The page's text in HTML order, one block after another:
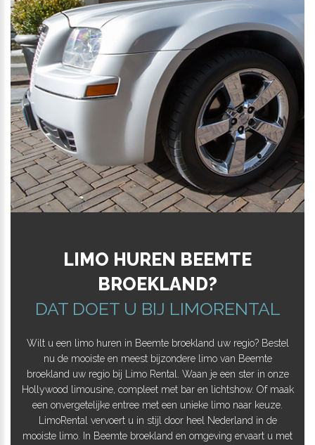
LIMO HUREN BEEMTE
BROEKLAND?
DAT DOET U BIJ LIMORENTAL
Wilt u een limo huren in Beemte broekland uw regio? Bestel
nu de mooiste en meest bijzondere limo van Beemte
broekland uw regio bij Limo Rental. Waan je een ster in onze
Hollywood limousine, compleet met bar en lichtshow. Of maak
een onvergetelijke entree met een unieke limo naar keuze.
LimoRental vervoert u in stijl door heel Nederland in de
mooiste limo. In Beemte broekland en omgeving ervaart u met